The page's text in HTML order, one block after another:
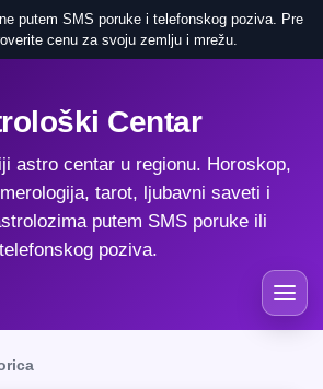
putem SMS poruke i telefonskog poziva. Pre
cenu za svoju zemlju i mrežu.
Centar
astro centar u regionu. Horoskop,
tarot, ljubavni saveti i
putem SMS poruke ili
telefonskog poziva.